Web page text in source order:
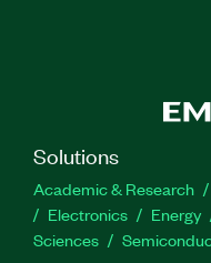
Solutions
Academic & Research
Electronics
Energy
Sciences